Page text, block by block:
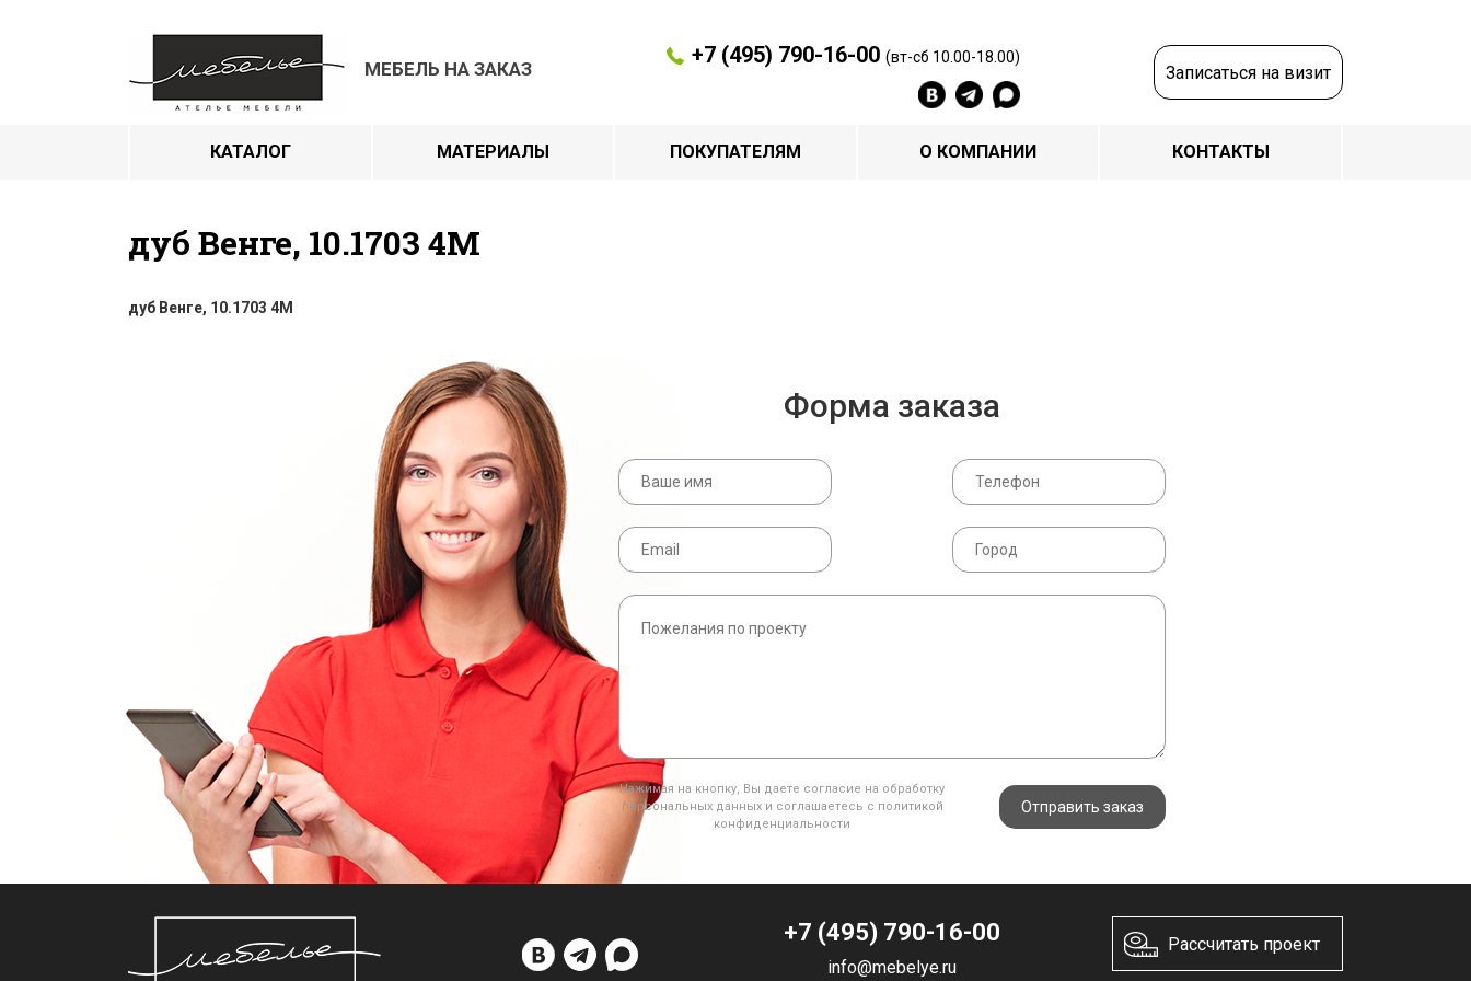
МЕБЕЛЬ НА ЗАКАЗ
+7 (495) 790-16-00 (вт-сб 10.00-18.00)
Записаться на визит
КАТАЛОГ МАТЕРИАЛЫ ПОКУПАТЕЛЯМ О КОМПАНИИ КОНТАКТЫ
дуб Венге, 10.1703 4M
дуб Венге, 10.1703 4M
Форма заказа
Нажимая на кнопку, Вы даете согласие на обработку
персональных данных и соглашаетесь с политикой
конфиденциальности
Отправить заказ
+7 (495) 790-16-00
info@mebelye.ru
Рассчитать проект